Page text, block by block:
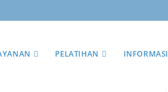
PELATIHAN INFORMASI